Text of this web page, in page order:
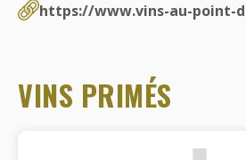
https://www.vins-au-point-
VINS PRIMÉS